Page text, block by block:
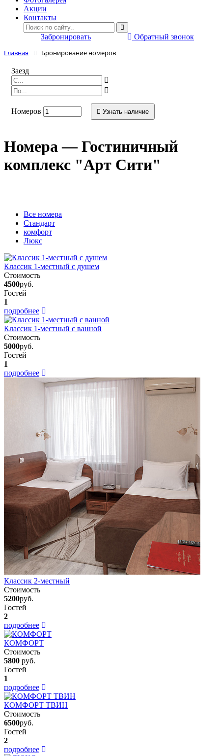
Акции
Контакты
Забронировать Обратный звонок
Главная Бронирование номеров
Заезд
Номеров Узнать наличие
Номера — Гостиничный
комплекс "Арт Сити"
Вcе номера
Стандарт
комфорт
Люкс
Классик 1-местный с душем
Стоимость
4500руб.
Гостей
1
подробнее
Классик 1-местный с ванной
Стоимость
5000руб.
Гостей
1
подробнее
Классик 2-местный
Стоимость
5200руб.
Гостей
2
подробнее
КОМФОРТ
Стоимость
5800 руб.
Гостей
1
подробнее
КОМФОРТ ТВИН
Стоимость
6500руб.
Гостей
2
подробнее